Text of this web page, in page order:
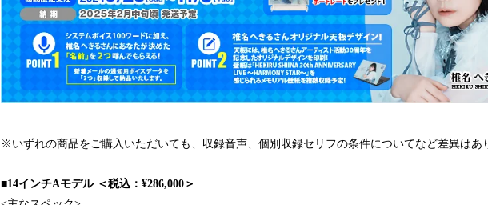
※いずれの商品をご購入いただいても、収録音声、個別収録セリフの条件についてなど差異はあ
■14インチAモデル ＜税込：¥286,000＞